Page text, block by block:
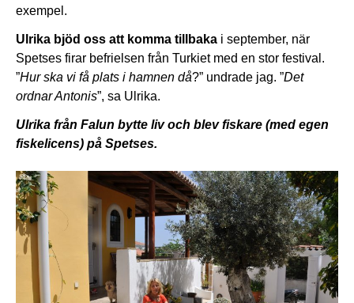
exempel.
Ulrika bjöd oss att komma tillbaka i september, när
Spetses firar befrielsen från Turkiet med en stor festival.
”Hur ska vi få plats i hamnen då?” undrade jag. ”Det
ordnar Antonis”, sa Ulrika.
Ulrika från Falun bytte liv och blev fiskare (med egen
fiskelicens) på Spetses.